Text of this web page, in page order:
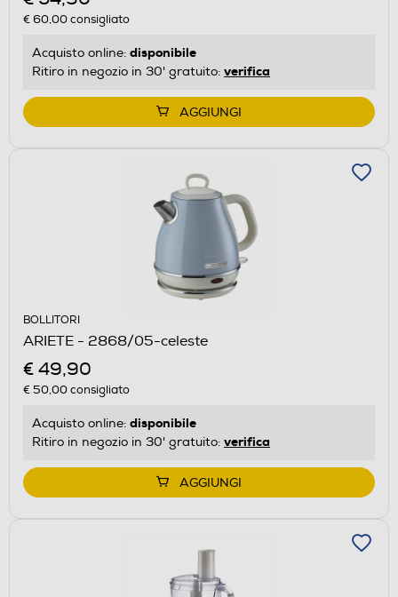
€ 60,00consigliato
Acquisto online: disponibile
Ritiro in negozio in 30' gratuito: verifica
AGGIUNGI
BOLLITORI
ARIETE - 2868/05-celeste
€ 49,90
€ 50,00consigliato
Acquisto online: disponibile
Ritiro in negozio in 30' gratuito: verifica
AGGIUNGI